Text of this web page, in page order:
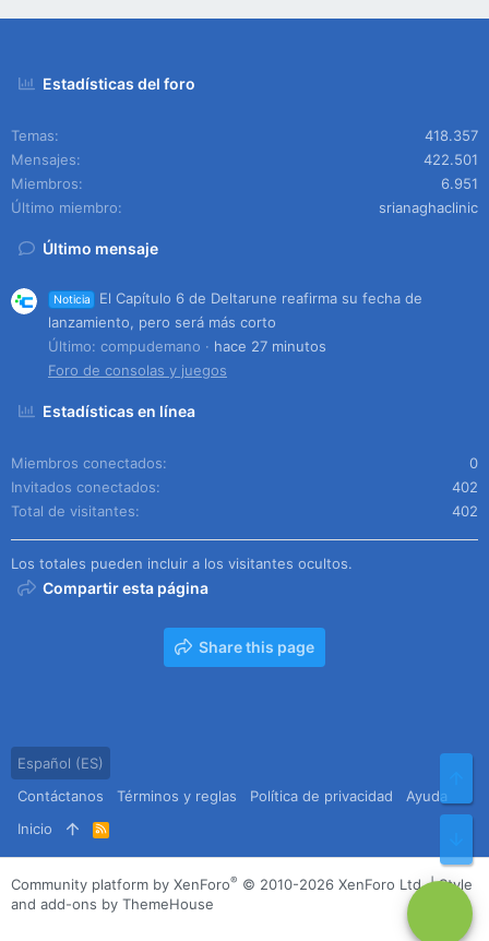
Estadísticas del foro
Temas
418.357
Mensajes
422.501
Miembros
6.951
Último miembro
srianaghaclinic
Último mensaje
Noticia
El Capítulo 6 de Deltarune reafirma su fecha de
lanzamiento, pero será más corto
Último: compudemano
hace 27 minutos
Foro de consolas y juegos
Estadísticas en línea
Miembros conectados
0
Invitados conectados
402
Total de visitantes
402
Los totales pueden incluir a los visitantes ocultos.
Compartir esta página
Share this page
Español (ES)
Contáctanos
Términos y reglas Política de privacidad
Ayuda
Inicio
R
S
S
Community platform by XenForo® © 2010-2026 XenForo Ltd. |Style
and add-ons by ThemeHouse